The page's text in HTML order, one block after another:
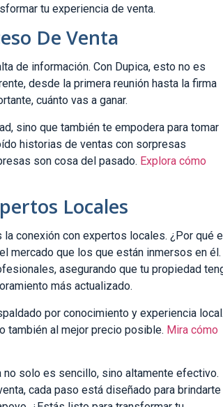
tu experiencia de venta.
De Venta
de información. Con Dupica, esto no es
desde la primera reunión hasta la firma
cuánto vas a ganar.
sino que también te empodera para tomar
historias de ventas con sorpresas
son cosa del pasado. Explora cómo
Locales
conexión con expertos locales. ¿Por qué
mercado que los que están inmersos en él.
asegurando que tu propiedad
más actualizado.
por conocimiento y experiencia
también al mejor precio posible. Mira cómo
no solo es sencillo, sino altamente efectivo.
cada paso está diseñado para